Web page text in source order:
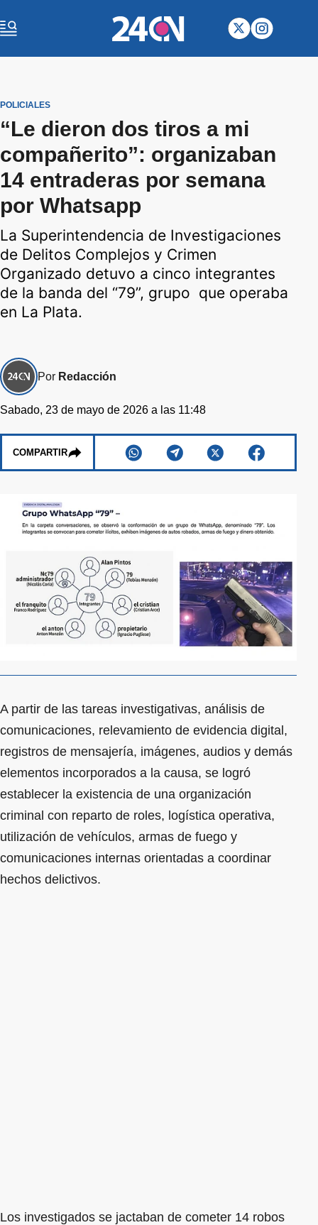
POLICIALES
“Le dieron dos tiros a mi
compañerito”: organizaban
14 entraderas por semana
por Whatsapp
La Superintendencia de Investigaciones
de Delitos Complejos y Crimen
Organizado detuvo a cinco integrantes
de la banda del “79”, grupo que operaba
en La Plata.
Por Redacción
Sabado, 23 de mayo de 2026 a las 11:48
COMPARTIR
A partir de las tareas investigativas, análisis de
comunicaciones, relevamiento de evidencia digital,
registros de mensajería, imágenes, audios y demás
elementos incorporados a la causa, se logró
establecer la existencia de una organización
criminal con reparto de roles, logística operativa,
utilización de vehículos, armas de fuego y
comunicaciones internas orientadas a coordinar
hechos delictivos.
Los investigados se jactaban de cometer 14 robos